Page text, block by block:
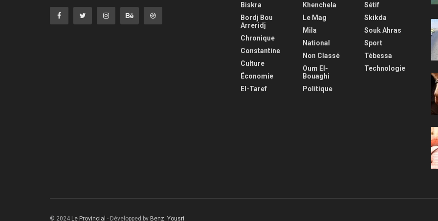
Biskra
Bordj Bou
Arreridj
Chronique
Constantine
Culture
Économie
El-Taref
Khenchela
Le Mag
Mila
National
Non Classé
Oum El-
Bouaghi
Politique
Sétif
Skikda
Souk Ahras
Sport
Tébessa
Technologie
© 2024 Le Provincial - Développed by Benz. Yousri.